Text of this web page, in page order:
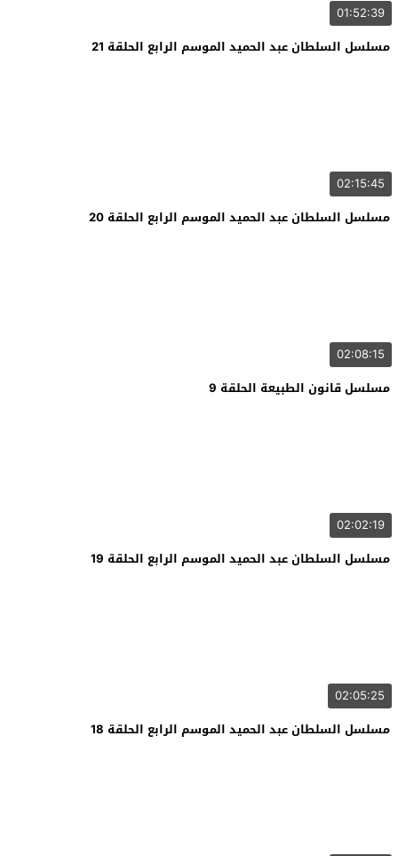
01:52:39
مسلسل السلطان عبد الحميد الموسم الرابع الحلقة 21
02:15:45
مسلسل السلطان عبد الحميد الموسم الرابع الحلقة 20
02:08:15
مسلسل قانون الطبيعة الحلقة 9
02:02:19
مسلسل السلطان عبد الحميد الموسم الرابع الحلقة 19
02:05:25
مسلسل السلطان عبد الحميد الموسم الرابع الحلقة 18